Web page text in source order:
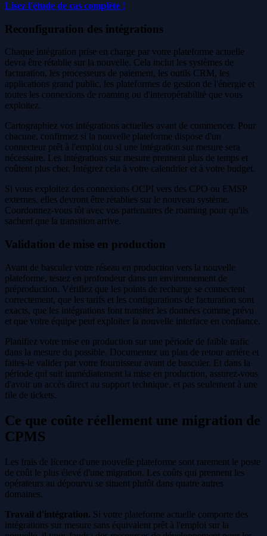
Lisez l'étude de cas complète !
Reconfiguration des intégrations
Chaque intégration prise en charge par votre plateforme actuelle
devra être rétablie sur la nouvelle. Cela inclut les systèmes de
facturation, les processeurs de paiement, les outils CRM, les
applications grand public, les plateformes de gestion de l'énergie et
toutes les connexions de roaming ou d'interopérabilité que vous
exploitez.
Cartographiez vos intégrations actuelles avant de commencer. Pour
chacune, confirmez si la nouvelle plateforme dispose d'un
connecteur prêt à l'emploi ou si une intégration sur mesure sera
nécessaire. Les intégrations sur mesure prennent plus de temps et
coûtent plus cher. Intégrez cela à votre calendrier et à votre budget.
Si vous exploitez des connexions OCPI vers des CPO ou EMSP
externes, elles devront être rétablies sur le nouveau système.
Coordonnez-vous tôt avec vos partenaires de roaming pour qu'ils
sachent que la transition arrive.
Validation de mise en production
Avant de basculer votre réseau en production vers la nouvelle
plateforme, testez en profondeur dans un environnement de
préproduction. Vérifiez que les points de recharge se connectent
correctement, que les tarifs et les configurations de facturation sont
exacts, que les intégrations font transiter les données comme prévu
et que votre équipe peut exploiter la nouvelle interface en confiance.
Planifiez votre mise en production sur une période de faible trafic
dans la mesure du possible. Documentez un plan de retour arrière et
faites-le valider par votre fournisseur avant de basculer. Et dans la
période qui suit immédiatement la mise en production, assurez-vous
d'avoir un accès direct au support technique, et pas seulement à une
file de tickets.
Ce que coûte réellement une migration de
CPMS
Les frais de licence d'une nouvelle plateforme sont rarement le poste
de coût le plus élevé d'une migration. Les coûts qui prennent les
opérateurs au dépourvu se situent plutôt dans quatre autres
domaines.
Travail d'intégration. Si votre plateforme actuelle comporte des
intégrations sur mesure sans équivalent prêt à l'emploi sur la